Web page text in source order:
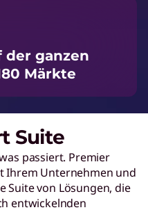
der ganzen
Märkte
Suite
passiert. Premier
Ihrem Unternehmen und
Suite von Lösungen, die
entwickelnden